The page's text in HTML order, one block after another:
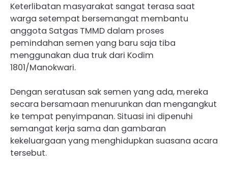
Keterlibatan masyarakat sangat terasa saat
warga setempat bersemangat membantu
anggota Satgas TMMD dalam proses
pemindahan semen yang baru saja tiba
menggunakan dua truk dari Kodim
1801/Manokwari.
Dengan seratusan sak semen yang ada, mereka
secara bersamaan menurunkan dan mengangkut
ke tempat penyimpanan. Situasi ini dipenuhi
semangat kerja sama dan gambaran
kekeluargaan yang menghidupkan suasana acara
tersebut.